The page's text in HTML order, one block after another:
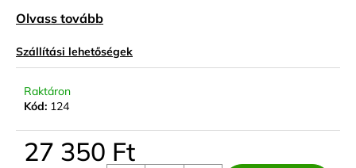
Olvass tovább
Szállítási lehetőségek
Raktáron
Kód: 124
27 350 Ft